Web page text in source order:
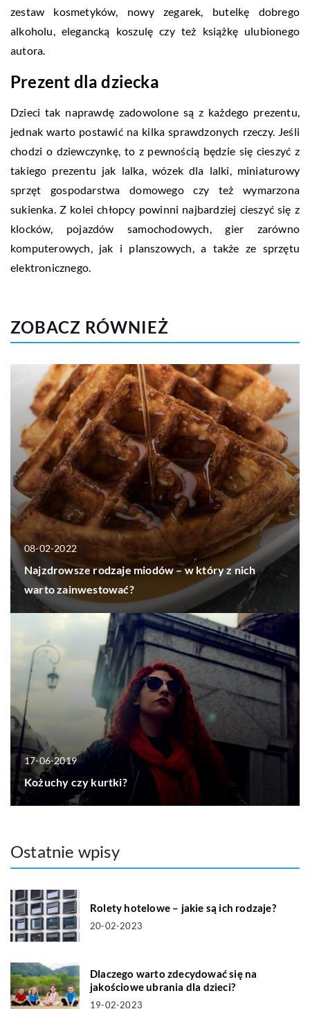
zestaw kosmetyków, nowy zegarek, butelkę dobrego
alkoholu, elegancką koszulę czy też książkę ulubionego
autora.
Prezent dla dziecka
Dzieci tak naprawdę zadowolone są z każdego prezentu,
jednak warto postawić na kilka sprawdzonych rzeczy. Jeśli
chodzi o dziewczynkę, to z pewnością będzie się cieszyć z
takiego prezentu jak lalka, wózek dla lalki, miniaturowy
sprzęt gospodarstwa domowego czy też wymarzona
sukienka. Z kolei chłopcy powinni najbardziej cieszyć się z
klocków, pojazdów samochodowych, gier zarówno
komputerowych, jak i planszowych, a także ze sprzętu
elektronicznego.
ZOBACZ RÓWNIEŻ
08-02-2022
Najzdrowsze rodzaje miodów – w który z nich
warto zainwestować?
17-06-2019
Kożuchy czy kurtki?
Ostatnie wpisy
Rolety hotelowe – jakie są ich rodzaje?
20-02-2023
Dlaczego warto zdecydować się na
jakościowe ubrania dla dzieci?
19-02-2023